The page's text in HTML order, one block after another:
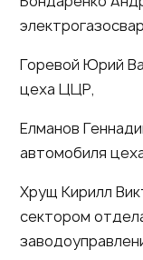
Горевой Юрий
цеха ЦЦР,
Елманов
автомобиля
Хрущ Кирилл
сектором